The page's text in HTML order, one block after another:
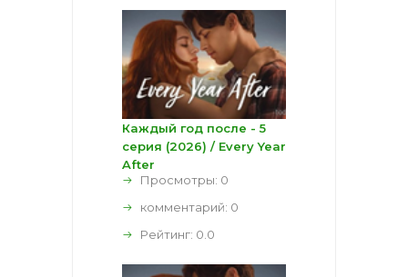
Каждый год после - 5
серия (2026) / Every Year
After
Просмотры: 0
комментарий: 0
Рейтинг: 0.0